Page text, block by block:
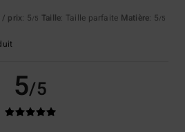
/ prix: 5/5 Taille: Taille parfaite Matière: 5/5
5/5